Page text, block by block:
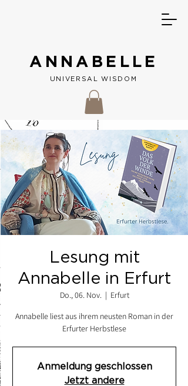
ANNABELLE
UNIVERSAL W ISDOM
Lesung mit
Annabelle in Erfurt
Do., 06. Nov.
  |
Erfurt
Annabelle liest aus ihrem neusten Roman in der
Erfurter Herbstlese
Anmeldung geschlossen
Jetzt andere